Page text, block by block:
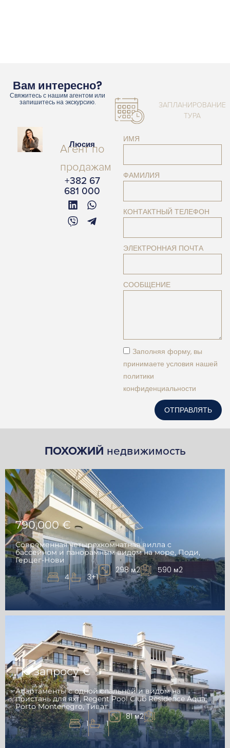
Вам интересно?
Свяжитесь с нашим агентом или
запишитесь на экскурсию.
Люсия
Агент по
продажам
+382 67
681 000
ЗАПЛАНИРОВАНИЕ
ТУРА
ИМЯ
ФАМИЛИЯ
КОНТАКТНЫЙ ТЕЛЕФОН
ЭЛЕКТРОННАЯ ПОЧТА
СООБЩЕНИЕ
Заполняя форму, вы
принимаете условия нашей
политики
конфиденциальности
ОТПРАВЛЯТЬ
ПОХОЖИЙ недвижимость
790,000 €
Современная четырехкомнатная вилла с
бассейном и панорамным видом на море, Поди,
Герцег-Нови
4 3+1
298 м2 590 м2
По запросу €
Апартаменты с одной спальней и видом на
пристань для яхт, Regent Pool Club Residence Aqua,
Porto Montenegro, Тиват
1 1
81 м2